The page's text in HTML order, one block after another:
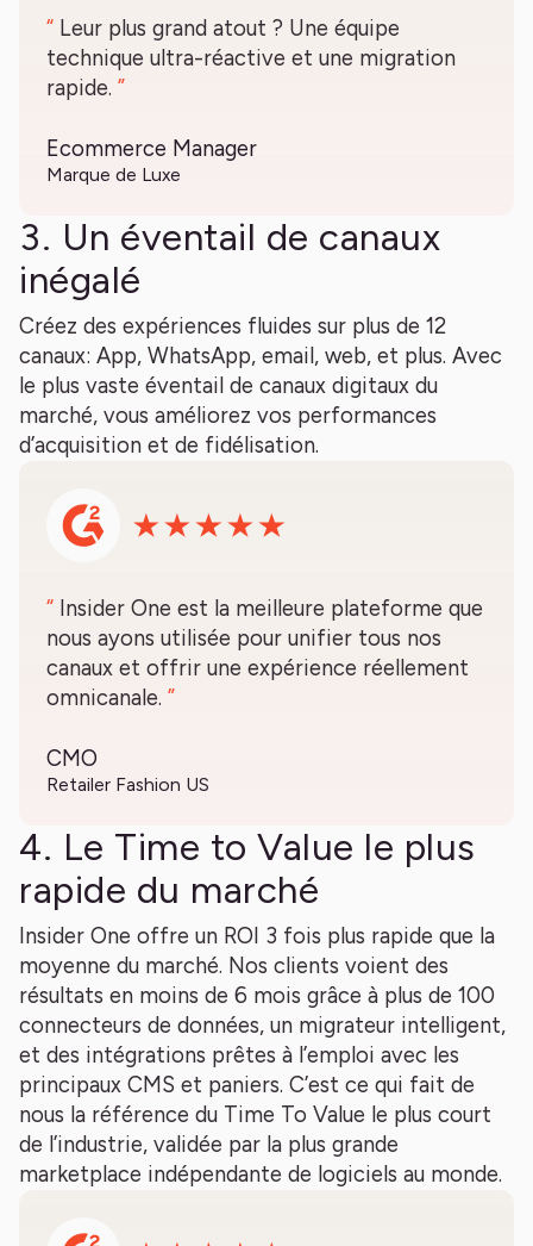
“Leur plus grand atout ? Une équipe
technique ultra-réactive et une migration
rapide. ”
Ecommerce Manager
Marque de Luxe
3. Un éventail de canaux
inégalé
Créez des expériences fluides sur plus de 12
canaux: App, WhatsApp, email, web, et plus. Avec
le plus vaste éventail de canaux digitaux du
marché, vous améliorez vos performances
d’acquisition et de fidélisation.
“Insider One est la meilleure plateforme que
nous ayons utilisée pour unifier tous nos
canaux et offrir une expérience réellement
omnicanale. ”
CMO
Retailer Fashion US
4. Le Time to Value le plus
rapide du marché
Insider One offre un ROI 3 fois plus rapide que la
moyenne du marché. Nos clients voient des
résultats en moins de 6 mois grâce à plus de 100
connecteurs de données, un migrateur intelligent,
et des intégrations prêtes à l’emploi avec les
principaux CMS et paniers. C’est ce qui fait de
nous la référence du Time To Value le plus court
de l’industrie, validée par la plus grande
marketplace indépendante de logiciels au monde.